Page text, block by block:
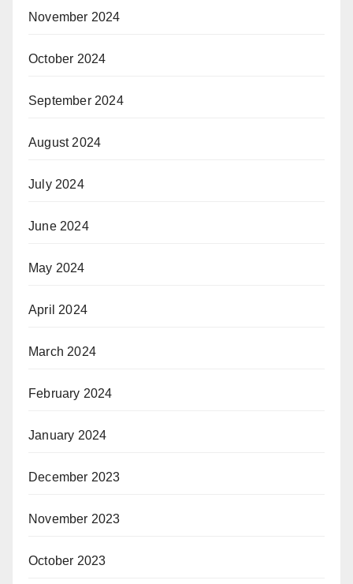
November 2024
October 2024
September 2024
August 2024
July 2024
June 2024
May 2024
April 2024
March 2024
February 2024
January 2024
December 2023
November 2023
October 2023